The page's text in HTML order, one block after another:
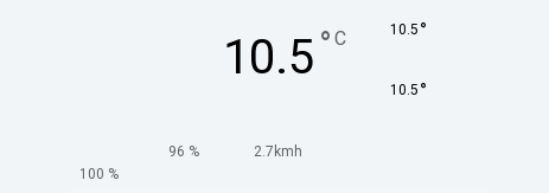
10.5 ° C 10.5 °
10.5 °
96 %
2.7kmh
100 %